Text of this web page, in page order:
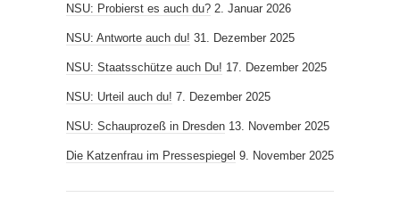
NSU: Probierst es auch du? 2. Januar 2026
NSU: Antworte auch du! 31. Dezember 2025
NSU: Staatsschütze auch Du! 17. Dezember 2025
NSU: Urteil auch du! 7. Dezember 2025
NSU: Schauprozeß in Dresden 13. November 2025
Die Katzenfrau im Pressespiegel 9. November 2025